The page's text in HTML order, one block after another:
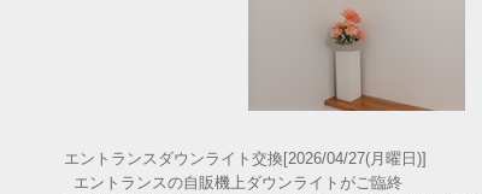
エントランスダウンライト交換[2026/04/27(月曜日)]
エントランスの自販機上ダウンライトがご臨終